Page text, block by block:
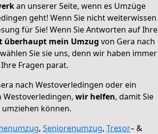
an unserer Seite, wenn es Umzüge
geht! Wenn Sie nicht weiterwissen
für Sie! Wenn Sie Antworten auf Ihre
überhaupt mein Umzug von Gera nach
Sie sie uns, denn wir haben immer
Fragen parat.
nach Westoverledingen oder ein
wir helfen, damit Sie
können.
, Seniorenumzug, Tresor– &